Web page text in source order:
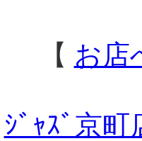
【 お店
ｼﾞｬｽﾞ京町